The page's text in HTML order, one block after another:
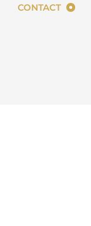
CONTACT